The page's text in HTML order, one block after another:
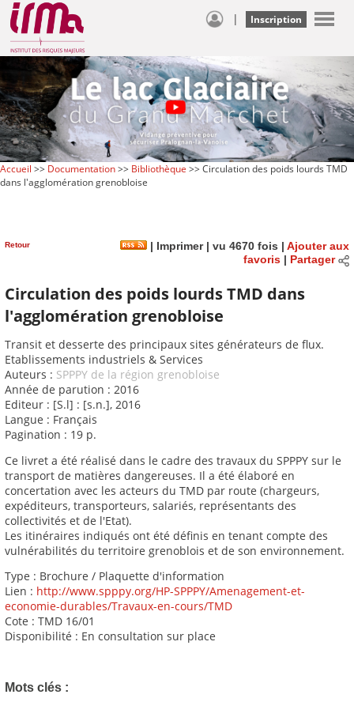
| Inscription
Accueil >> Documentation>> Bibliothèque >> Circulation des poids lourds TMD
dans l'agglomération grenobloise
Retour | Imprimer| vu 4670 fois | Ajouter aux
favoris| Partager
Circulation des poids lourds TMD dans
l'agglomération grenobloise
Transit et desserte des principaux sites générateurs de flux.
Etablissements industriels & Services
Auteurs : SPPPY de la région grenobloise
Année de parution : 2016
Editeur : [S.l] : [s.n.], 2016
Langue : Français
Pagination : 19 p.
Ce livret a été réalisé dans le cadre des travaux du SPPPY sur le
transport de matières dangereuses. Il a été élaboré en
concertation avec les acteurs du TMD par route (chargeurs,
expéditeurs, transporteurs, salariés, représentants des
collectivités et de l'Etat).
Les itinéraires indiqués ont été définis en tenant compte des
vulnérabilités du territoire grenoblois et de son environnement.
Type : Brochure / Plaquette d'information
Lien : http://www.spppy.org/HP-SPPPY/Amenagement-et-
economie-durables/Travaux-en-cours/TMD
Cote : TMD 16/01
Disponibilité : En consultation sur place
Mots clés :